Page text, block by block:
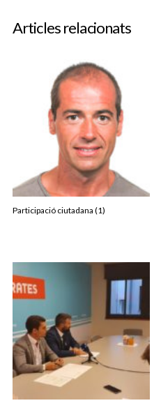
Articles relacionats
Participació ciutadana (1)